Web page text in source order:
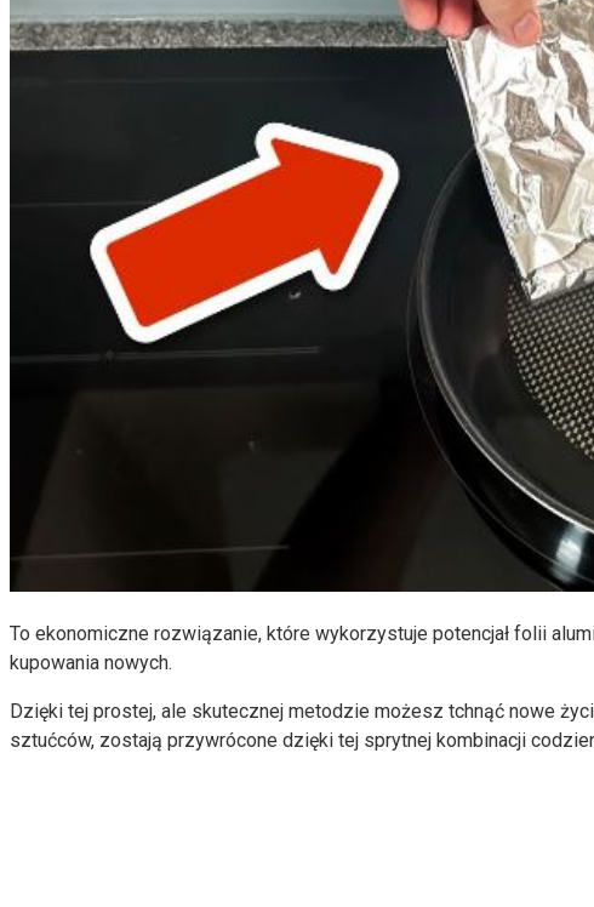
To ekonomiczne rozwiązanie, które wykorzystuje potencjał folii
kupowania nowych.
Dzięki tej prostej, ale skutecznej metodzie możesz tchnąć nowe
sztućców, zostają przywrócone dzięki tej sprytnej kombinacji